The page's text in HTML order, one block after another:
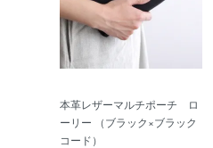
本革レザーマルチポーチ ロ
ーリー （ブラック×ブラック
コード）